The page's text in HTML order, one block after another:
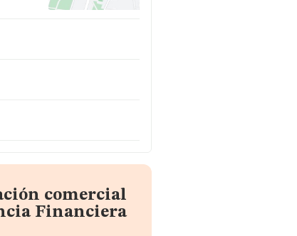
comercial
Financiera